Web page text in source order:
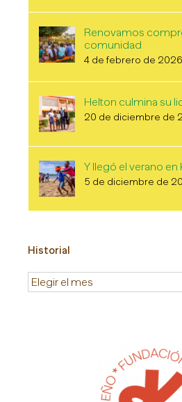
Renovamos
comunidad
4 de febrero de 2026
Helton culmina su
20 de diciembre de
Y llegó el verano
5 de diciembre de
Historial
Historial